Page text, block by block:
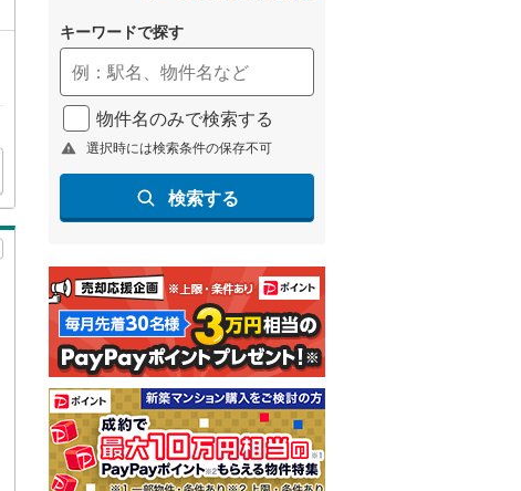
キーワードで探す
物件名のみで検索する
選択時には検索条件の保存不可
検索する